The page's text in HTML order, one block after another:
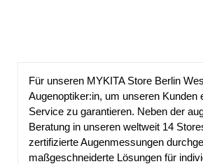
Für unseren MYKITA Store Berlin
Augenoptiker:in, um unseren Kunden
Service zu garantieren. Neben der
Beratung in unseren weltweit 14
zertifizierte Augenmessungen
maßgeschneiderte Lösungen für